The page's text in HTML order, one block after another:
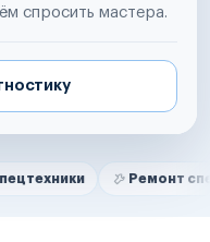
спросить мастера.
Ремонт спецтехники